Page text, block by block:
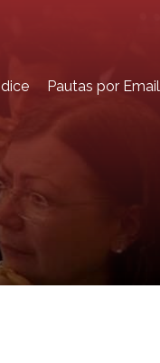
Pautas por Email